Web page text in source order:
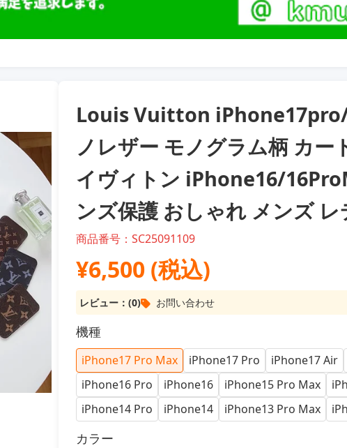
Louis Vuitton
ノレザー モノグラム柄 カー
イヴィトン iPhone16/
ンズ保護 おしゃれ メンズ
商品番号：SC25091109
¥6,500 (税込)
レビュー：(0) お問い合わせ
機種
iPhone17 Pro Max iPhone17 Pro iPhone17 Air
iPhone16 Pro
iPhone16 iPhone15 Pro Max
iPhone14 Pro
iPhone14 iPhone13 Pro Max
カラー